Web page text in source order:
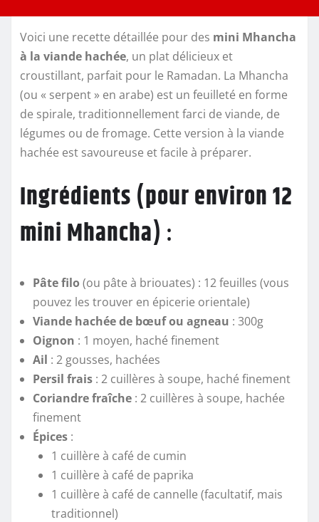
Voici une recette détaillée pour des mini Mhancha
à la viande hachée, un plat délicieux et
croustillant, parfait pour le Ramadan. La Mhancha
(ou « serpent » en arabe) est un feuilleté en forme
de spirale, traditionnellement farci de viande, de
légumes ou de fromage. Cette version à la viande
hachée est savoureuse et facile à préparer.
Ingrédients (pour environ 12
mini Mhancha) :
Pâte filo (ou pâte à briouates) : 12 feuilles (vous
pouvez les trouver en épicerie orientale)
Viande hachée de bœuf ou agneau : 300g
Oignon : 1 moyen, haché finement
Ail : 2 gousses, hachées
Persil frais : 2 cuillères à soupe, haché finement
Coriandre fraîche : 2 cuillères à soupe, hachée
finement
Épices :
1 cuillère à café de cumin
1 cuillère à café de paprika
1 cuillère à café de cannelle (facultatif, mais
traditionnel)